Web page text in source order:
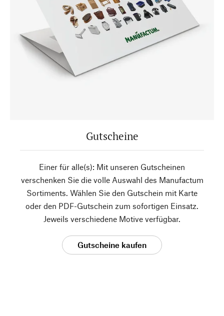
Gutscheine
Einer für alle(s): Mit unseren Gutscheinen
verschenken Sie die volle Auswahl des Manufactum
Sortiments. Wählen Sie den Gutschein mit Karte
oder den PDF-Gutschein zum sofortigen Einsatz.
Jeweils verschiedene Motive verfügbar.
Gutscheine kaufen